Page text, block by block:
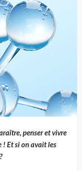
penser et vivre
!Et si on avait les
?